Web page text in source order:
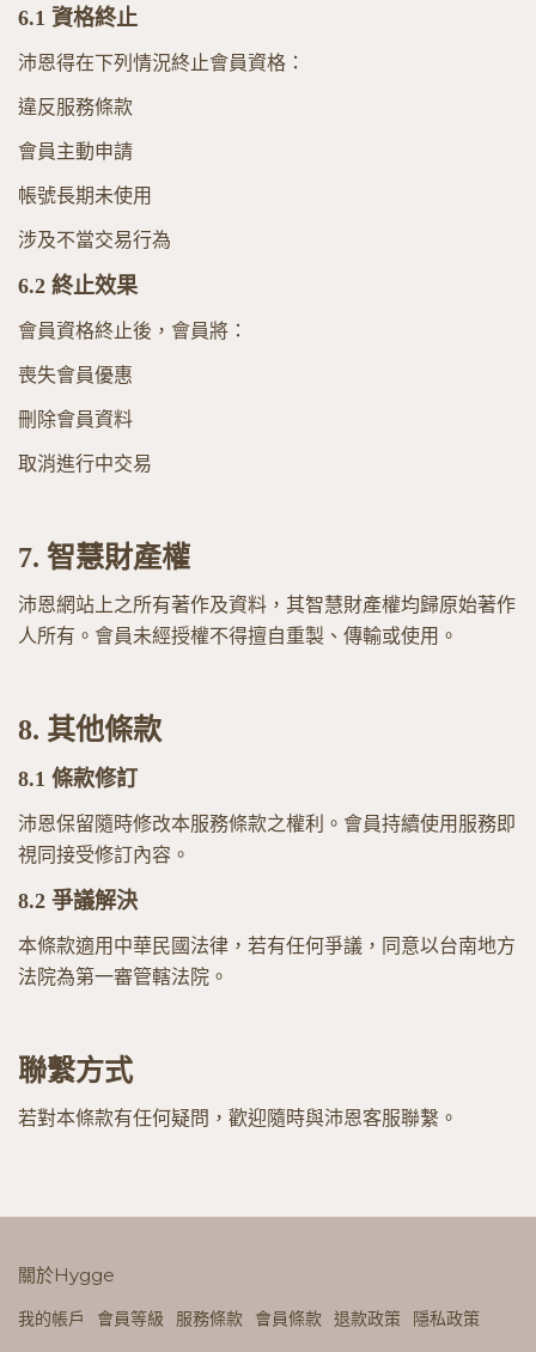
6.1 資格終止
沛恩得在下列情況終止會員資格：
違反服務條款
會員主動申請
帳號長期未使用
涉及不當交易行為
6.2 終止效果
會員資格終止後，會員將：
喪失會員優惠
刪除會員資料
取消進行中交易
7. 智慧財產權
沛恩網站上之所有著作及資料，其智慧財產權均歸原始著作
人所有。會員未經授權不得擅自重製、傳輸或使用。
8. 其他條款
8.1 條款修訂
沛恩保留隨時修改本服務條款之權利。會員持續使用服務即
視同接受修訂內容。
8.2 爭議解決
本條款適用中華民國法律，若有任何爭議，同意以台南地方
法院為第一審管轄法院。
聯繫方式
若對本條款有任何疑問，歡迎隨時與沛恩客服聯繫。
關於Hygge
我的帳戶 會員等級 服務條款 會員條款 退款政策 隱私政策